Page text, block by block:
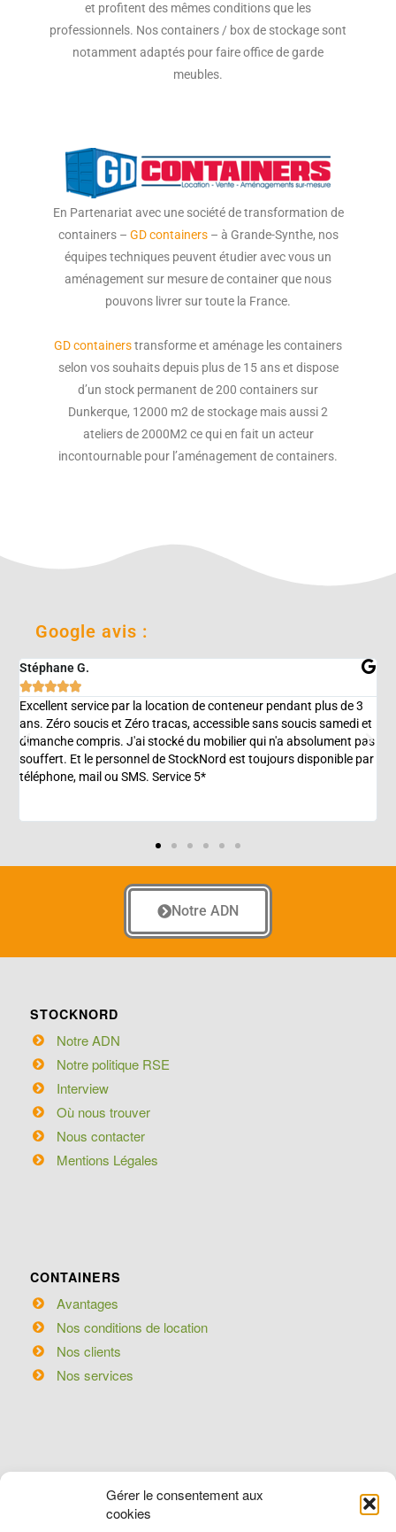
Gérer le consentement aux
cookies
et profitent des mêmes conditions que les
professionnels. Nos containers / box de stockage sont
notamment adaptés pour faire office de garde
meubles.
En Partenariat avec une société de transformation de
containers – GD containers– à Grande-Synthe, nos
équipes techniques peuvent étudier avec vous un
aménagement sur mesure de container que nous
pouvons livrer sur toute la France.
GD containerstransforme et aménage les containers
selon vos souhaits depuis plus de 15 ans et dispose
d’un stock permanent de 200 containers sur
Dunkerque, 12000 m2 de stockage mais aussi 2
ateliers de 2000M2 ce qui en fait un acteur
incontournable pour l’aménagement de containers.
Google avis :
Stéphane G.

Excellent service par la location de conteneur pendant plus de 3
ans. Zéro soucis et Zéro tracas, accessible sans soucis samedi et
dimanche compris. J'ai stocké du mobilier qui n'a absolument pas
souffert. Et le personnel de StockNord est toujours disponible par
téléphone, mail ou SMS. Service 5*
Notre ADN
STOCKNORD
Notre ADN
Notre politique RSE
Interview
Où nous trouver
Nous contacter
Mentions Légales
CONTAINERS
Avantages
Nos conditions de location
Nos clients
Nos services
STOCKAGES